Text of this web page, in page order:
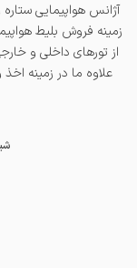
آژانس هواپیمایی
زمینه فروش بلیط
از تورهای داخلی و
علاوه ما در زمینه اخذ